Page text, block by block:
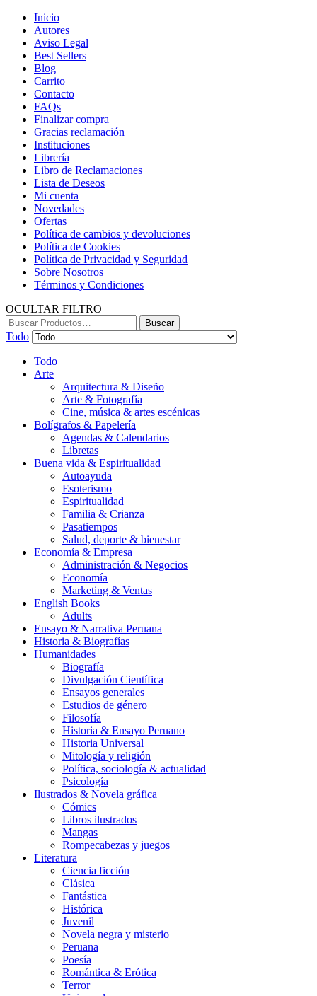
Inicio
Autores
Aviso Legal
Best Sellers
Blog
Carrito
Contacto
FAQs
Finalizar compra
Gracias reclamación
Instituciones
Librería
Libro de Reclamaciones
Lista de Deseos
Mi cuenta
Novedades
Ofertas
Política de cambios y devoluciones
Política de Cookies
Política de Privacidad y Seguridad
Sobre Nosotros
Términos y Condiciones
OCULTAR FILTRO
Buscar:
Buscar
Todo
Todo
Arte
Arquitectura & Diseño
Arte & Fotografía
Cine, música & artes escénicas
Bolígrafos & Papelería
Agendas & Calendarios
Libretas
Buena vida & Espiritualidad
Autoayuda
Esoterismo
Espiritualidad
Familia & Crianza
Pasatiempos
Salud, deporte & bienestar
Economía & Empresa
Administración & Negocios
Economía
Marketing & Ventas
English Books
Adults
Ensayo & Narrativa Peruana
Historia & Biografías
Humanidades
Biografía
Divulgación Científica
Ensayos generales
Estudios de género
Filosofía
Historia & Ensayo Peruano
Historia Universal
Mitología y religión
Política, sociología & actualidad
Psicología
Ilustrados & Novela gráfica
Cómics
Libros ilustrados
Mangas
Rompecabezas y juegos
Literatura
Ciencia ficción
Clásica
Fantástica
Histórica
Juvenil
Novela negra y misterio
Peruana
Poesía
Romántica & Erótica
Terror